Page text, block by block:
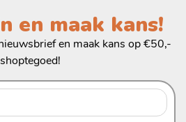
en maak kans!
en maak kans op €50,-
shoptegoed!